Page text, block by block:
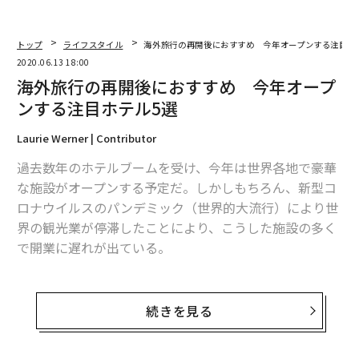
トップ ライフスタイル
海外旅行の再開後におすすめ 今年オープンする注目ホ
2020.06.13 18:00
海外旅行の再開後におすすめ 今年オープ
ンする注目ホテル5選
Laurie Werner | Contributor
過去数年のホテルブームを受け、今年は世界各地で豪華
な施設がオープンする予定だ。しかしもちろん、新型コ
ロナウイルスのパンデミック（世界的大流行）により世
界の観光業が停滞したことにより、こうした施設の多く
で開業に遅れが出ている。
だが、旅行の再開が期待されている今年末までには大半
の施設がオープンする予定だ。旅行代理店のオーバーシ
ーズ・レジャー・グループ（Overseas Leisure Group）
続きを見る